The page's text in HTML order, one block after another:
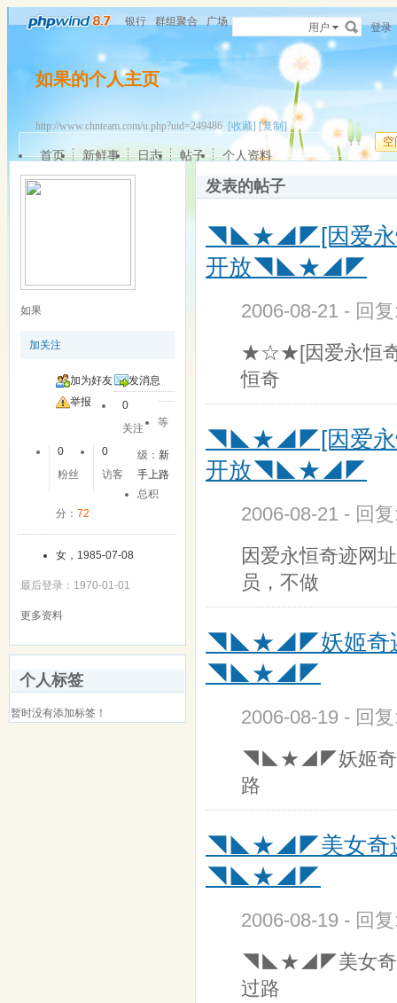
银行 群组聚合 广场 用户 登录
如果的个人主页
http://www.chnteam.com/u.php?uid=249486 [收藏] [复制]
空
首页 新鲜事 日志 帖子 个人资料
如果
加关注
加为好友
发消息
举报
0
关注
0
粉丝
0
访客
等
级：新
手上路
总积
分： 72
女，1985-07-08
最后登录：1970-01-01
更多资料
个人标签
暂时没有添加标签！
发表的帖子
◥◣★◢◤[因爱永恒
开放◥◣★◢◤
2006-08-21 - 回
★☆★[因爱永恒
恒奇
◥◣★◢◤[因爱永恒
开放◥◣★◢◤
2006-08-21 - 回
因爱永恒奇迹网
员，不做
◥◣★◢◤妖姬奇迹|
◥◣★◢◤
2006-08-19 - 回
◥◣★◢◤妖姬奇
路
◥◣★◢◤美女奇迹|
◥◣★◢◤
2006-08-19 - 回
◥◣★◢◤美女奇
过路